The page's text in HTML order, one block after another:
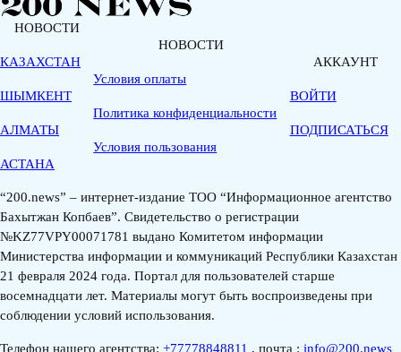
НОВОСТИ
КАЗАХСТАН
ШЫМКЕНТ
АЛМАТЫ
АСТАНА
НОВОСТИ
Условия оплаты
Политика конфиденциальности
Условия пользования
АККАУНТ
ВОЙТИ
ПОДПИСАТЬСЯ
“200.news” – интернет-издание ТОО “Информационное агентство
Бахытжан Копбаев”. Свидетельство о регистрации
№KZ77VPY00071781 выдано Комитетом информации
Министерства информации и коммуникаций Республики Казахстан
21 февраля 2024 года. Портал для пользователей старше
восемнадцати лет. Материалы могут быть воспроизведены при
соблюдении условий использования.
Телефон нашего агентства: +77778848811 , почта : info@200.news